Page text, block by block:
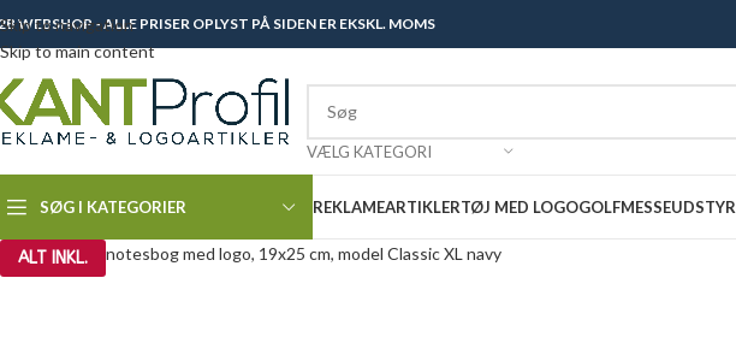
Skip to navigation
Skip to main content
WEBSHOP - ALLE PRISER OPLYST PÅ SIDEN ER EKSKL. MOMS
VÆLG KATEGORI
SØG I KATEGORIER REKLAMEARTIKLERTØJ MED LOGOGOLFMESSEUDSTYR
ALT INKL.